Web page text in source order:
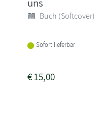
Buch (Softcover)
Sofort lieferbar
€15,00